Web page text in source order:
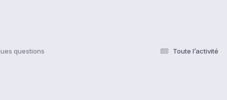
Toute l’activité
questions